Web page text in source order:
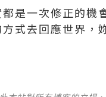
是一次修正的機
式去回應世界，